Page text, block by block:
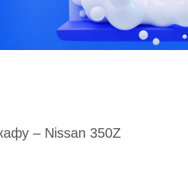
– Nissan 350Z